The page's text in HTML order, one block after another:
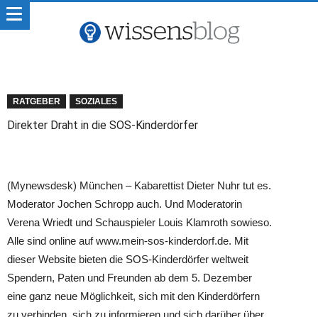
RATGEBER SOZIALES
Direkter Draht in die SOS-Kinderdörfer
(Mynewsdesk) München – Kabarettist Dieter Nuhr tut es.
Moderator Jochen Schropp auch. Und Moderatorin
Verena Wriedt und Schauspieler Louis Klamroth sowieso.
Alle sind online auf www.mein-sos-kinderdorf.de. Mit
dieser Website bieten die SOS-Kinderdörfer weltweit
Spendern, Paten und Freunden ab dem 5. Dezember
eine ganz neue Möglichkeit, sich mit den Kinderdörfern
zu verbinden, sich zu informieren und sich darüber über